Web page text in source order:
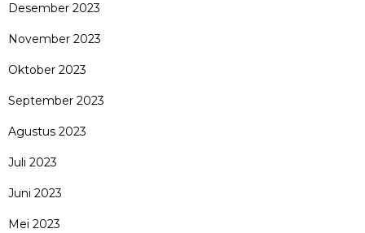
Desember 2023
November 2023
Oktober 2023
September 2023
Agustus 2023
Juli 2023
Juni 2023
Mei 2023